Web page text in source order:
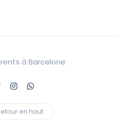
à Barcelone
en haut